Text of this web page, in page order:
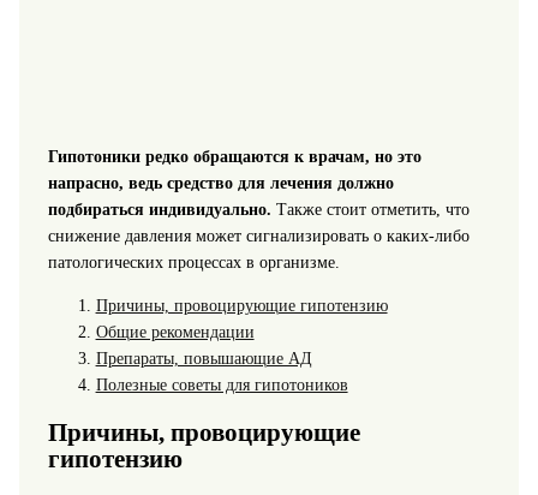
Гипотоники редко обращаются к врачам, но это
напрасно, ведь средство для лечения должно
подбираться индивидуально. Также стоит отметить, что
снижение давления может сигнализировать о каких-либо
патологических процессах в организме.
Причины, провоцирующие гипотензию
Общие рекомендации
Препараты, повышающие АД
Полезные советы для гипотоников
Причины, провоцирующие
гипотензию